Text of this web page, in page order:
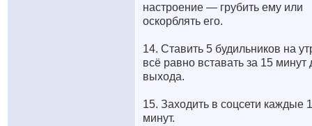
настроение — грубить ему или
оскорблять его.
14. Ставить 5 будильников на
всё равно вставать за 15 минут
выхода.
15. Заходить в соцсети каждые
минут.